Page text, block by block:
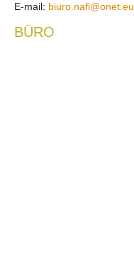
E-mail: biuro.nafi@onet.eu
BÜRO